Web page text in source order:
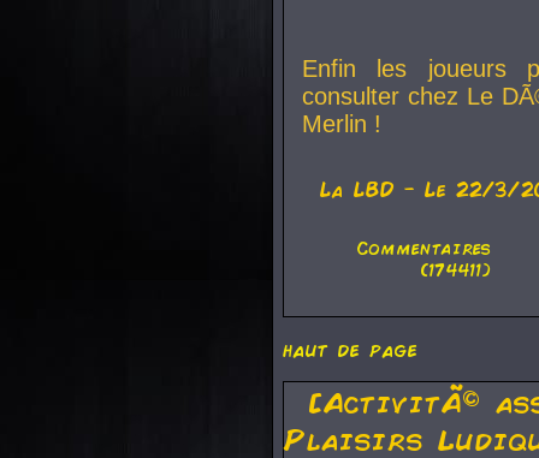
Enfin les joueurs
consulter chez Le
Merlin !
La LBD - Le 22/3/
Commentaires
(174411)
haut de page
[ActivitÃ©
Plaisirs